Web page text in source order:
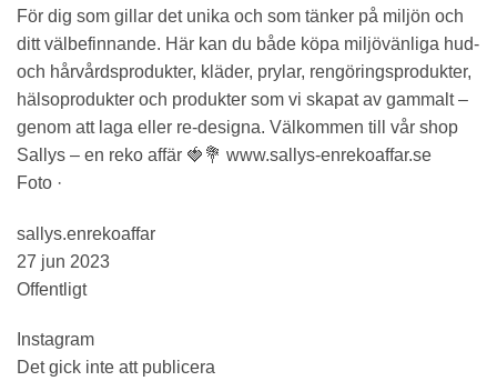
För dig som gillar det unika och som tänker på miljön och
ditt välbefinnande. Här kan du både köpa miljövänliga hud-
och hårvårdsprodukter, kläder, prylar, rengöringsprodukter,
hälsoprodukter och produkter som vi skapat av gammalt –
genom att laga eller re-designa. Välkommen till vår shop
Sallys – en reko affär 🍓💐 www.sallys-enrekoaffar.se
Foto ·
sallys.enrekoaffar
27 jun 2023
Offentligt
Instagram
Det gick inte att publicera